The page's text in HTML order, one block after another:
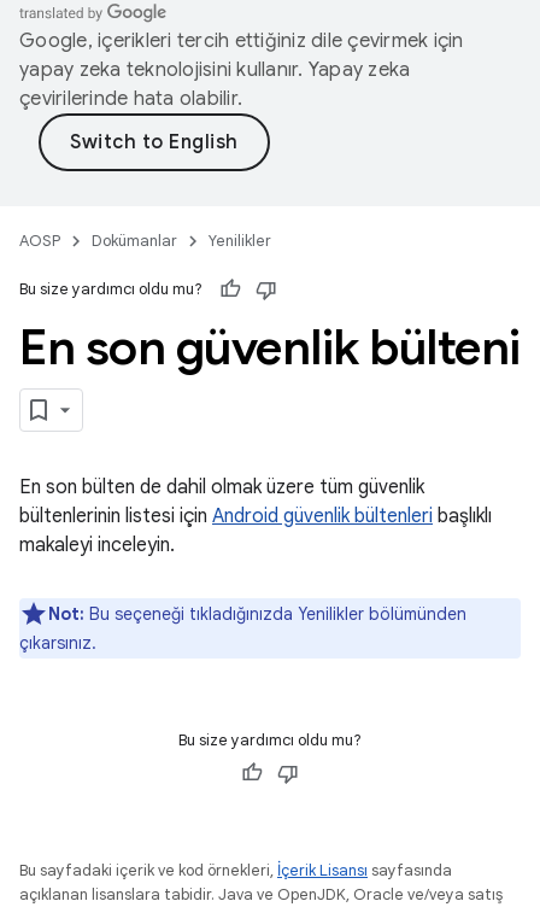
Google, içerikleri tercih ettiğiniz dile çevirmek için
yapay zeka teknolojisini kullanır. Yapay zeka
çevirilerinde hata olabilir.
AOSP Dokümanlar Yenilikler
Bu size yardımcı oldu mu?
En son güvenlik bülteni
En son bülten de dahil olmak üzere tüm güvenlik
bültenlerinin listesi için Android güvenlik bültenleri başlıklı
makaleyi inceleyin.
Not: Bu seçeneği tıkladığınızda Yenilikler bölümünden
çıkarsınız.
Bu size yardımcı oldu mu?
Bu sayfadaki içerik ve kod örnekleri, İçerik Lisansı sayfasında
açıklanan lisanslara tabidir. Java ve OpenJDK, Oracle ve/veya satış